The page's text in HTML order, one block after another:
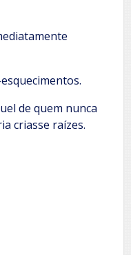
de quem nunca
criasse raízes.